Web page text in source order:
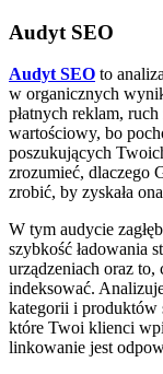
Audyt SEO
Audyt SEO to
w organicznych
płatnych reklam,
wartościowy, bo
poszukujących
zrozumieć, dlaczego
zrobić, by zyskała
W tym audycie
szybkość ładowania
urządzeniach oraz
indeksować.
kategorii i produktów
które Twoi klienci
linkowanie jest